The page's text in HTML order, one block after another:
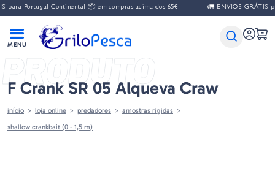
para Portugal Continental 📦 em compras acima dos 65€ 🚛 ENVIOS GRÁTIS
PRODUTO
F Crank SR 05 Alqueva Craw
início loja online predadores
amostras rigidas
shallow crankbait (0 - 1,5 m)